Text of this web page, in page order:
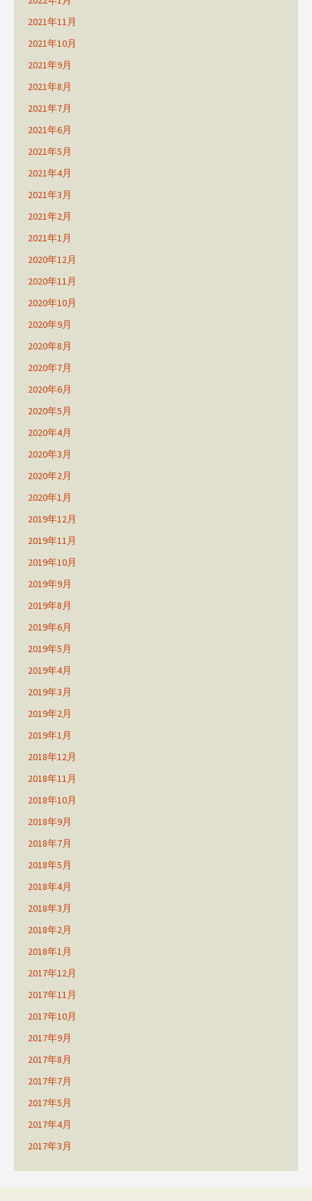
2021年11月
2021年10月
2021年9月
2021年8月
2021年7月
2021年6月
2021年5月
2021年4月
2021年3月
2021年2月
2021年1月
2020年12月
2020年11月
2020年10月
2020年9月
2020年8月
2020年7月
2020年6月
2020年5月
2020年4月
2020年3月
2020年2月
2020年1月
2019年12月
2019年11月
2019年10月
2019年9月
2019年8月
2019年6月
2019年5月
2019年4月
2019年3月
2019年2月
2019年1月
2018年12月
2018年11月
2018年10月
2018年9月
2018年7月
2018年5月
2018年4月
2018年3月
2018年2月
2018年1月
2017年12月
2017年11月
2017年10月
2017年9月
2017年8月
2017年7月
2017年5月
2017年4月
2017年3月